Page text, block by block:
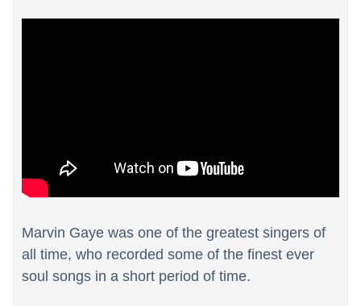
Marvin Gaye was one of the greatest singers of
all time, who recorded some of the finest ever
soul songs in a short period of time.